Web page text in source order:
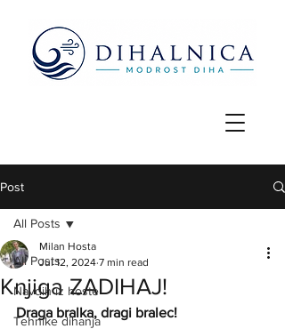
Post
All Posts
Navdih iz hoste
Tehnike dihanja
All Posts
Knjiga ZADIHAJ!
Milan Hosta
Jul 12, 2024 7 min read
Draga bralka, dragi bralec!